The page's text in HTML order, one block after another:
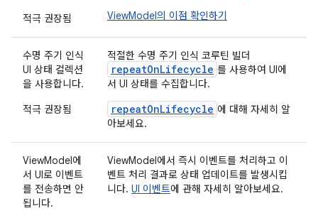
적극 권장됨
ViewModel의 이점 확인하기
수명 주기 인식
UI 상태 컬렉션
을 사용합니다.
적극 권장됨
적절한 수명 주기 인식 코루틴 빌더
repeatOnLifecycle 를 사용하여 UI에
서 UI 상태를 수집합니다.
repeatOnLifecycle 에 대해 자세히 알
아보세요.
ViewModel에
서 UI로 이벤트
를 전송하면 안
됩니다.
ViewModel에서 즉시 이벤트를 처리하고 이
벤트 처리 결과로 상태 업데이트를 발생시킵
니다. UI 이벤트에 관해 자세히 알아보세요.